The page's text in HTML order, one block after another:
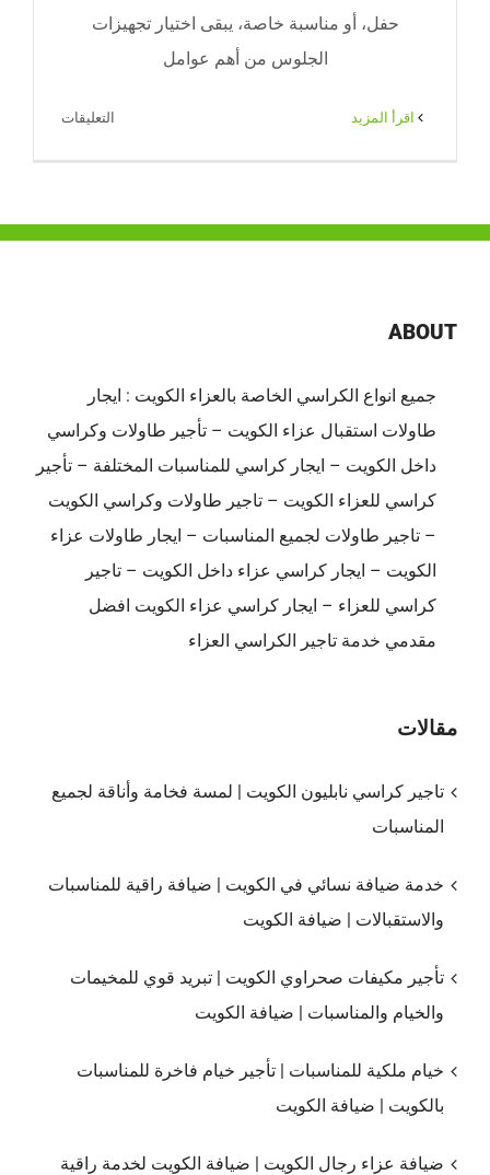
حفل، أو مناسبة خاصة، يبقى اختيار تجهيزات
الجلوس من أهم عوامل
التعليقات
مغلقة
ABOUT
جميع انواع الكراسي الخاصة بالعزاء الكويت : ايجار
طاولات استقبال عزاء الكويت – تأجير طاولات وكراسي
داخل الكويت – ايجار كراسي للمناسبات المختلفة – تأجير
كراسي للعزاء الكويت – تاجير طاولات وكراسي الكويت
– تاجير طاولات لجميع المناسبات – ايجار طاولات عزاء
الكويت – ايجار كراسي عزاء داخل الكويت – تاجير
كراسي للعزاء – ايجار كراسي عزاء الكويت افضل
مقدمي خدمة تاجير الكراسي العزاء
مقالات
تاجير كراسي نابليون الكويت | لمسة فخامة وأناقة لجميع
المناسبات
خدمة ضيافة نسائي في الكويت | ضيافة راقية للمناسبات
والاستقبالات | ضيافة الكويت
تأجير مكيفات صحراوي الكويت | تبريد قوي للمخيمات
والخيام والمناسبات | ضيافة الكويت
خيام ملكية للمناسبات | تأجير خيام فاخرة للمناسبات
بالكويت | ضيافة الكويت
ضيافة عزاء رجال الكويت | ضيافة الكويت لخدمة راقية